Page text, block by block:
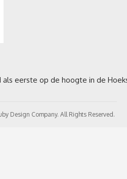
Design Company. All Rights Reserved.